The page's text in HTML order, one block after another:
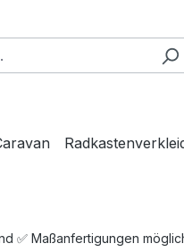
✅ Maßanfertigungen